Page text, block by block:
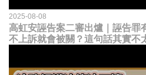
2025-08-08
高虹安誣告案二審出爐｜誣告罪
不上訴就會被關？這句話其實不